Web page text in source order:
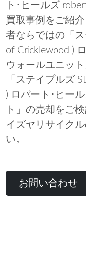
ト･ヒールズ
買取事例をご紹
者ならではの「ス
of Cricklewood )
ウォールユニッ
「ステイプルズ
) ロバート･ヒー
ト」の売却をご
イズヤリサイク
い。
お問い合わせ